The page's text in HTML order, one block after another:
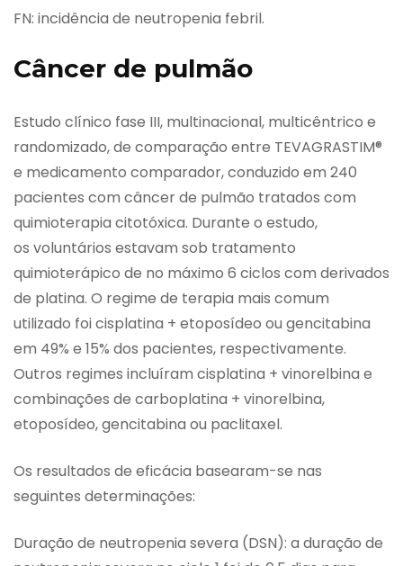
FN: incidência de neutropenia febril.
Câncer de pulmão
Estudo clínico fase III, multinacional, multicêntrico e
randomizado, de comparação entre TEVAGRASTIM®
e medicamento comparador, conduzido em 240
pacientes com câncer de pulmão tratados com
quimioterapia citotóxica. Durante o estudo,
os voluntários estavam sob tratamento
quimioterápico de no máximo 6 ciclos com derivados
de platina. O regime de terapia mais comum
utilizado foi cisplatina + etoposídeo ou gencitabina
em 49% e 15% dos pacientes, respectivamente.
Outros regimes incluíram cisplatina + vinorelbina e
combinações de carboplatina + vinorelbina,
etoposídeo, gencitabina ou paclitaxel.
Os resultados de eficácia basearam-se nas
seguintes determinações:
Duração de neutropenia severa (DSN): a duração de